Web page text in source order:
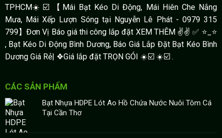
TPHCM☀️☑️ 【Mái Bạt Kéo Di Động, Mái Hiên Che Nắng
Mưa, Mái Xếp Lượn Sóng tại Nguyễn Lê Phát - 0979 315
799】Đơn Vị Báo giá thi công lắp đặt XEM THÊM ✌✌ ✅ ⭐️_⭐
, Bạt Kéo Di Động Bình Dương, Báo Giá Lắp Đặt Bạt Kéo Bình
Dương Giá Rẻ| ❖Giá lắp đặt TRỌN GÓI ☀️☑️ ☀️☑️ .
CÁC SẢN PHẨM
Bạt Nhựa HDPE Lót Ao Hồ Chứa Nước Nuôi Tôm Cá
Tại Cần Thơ